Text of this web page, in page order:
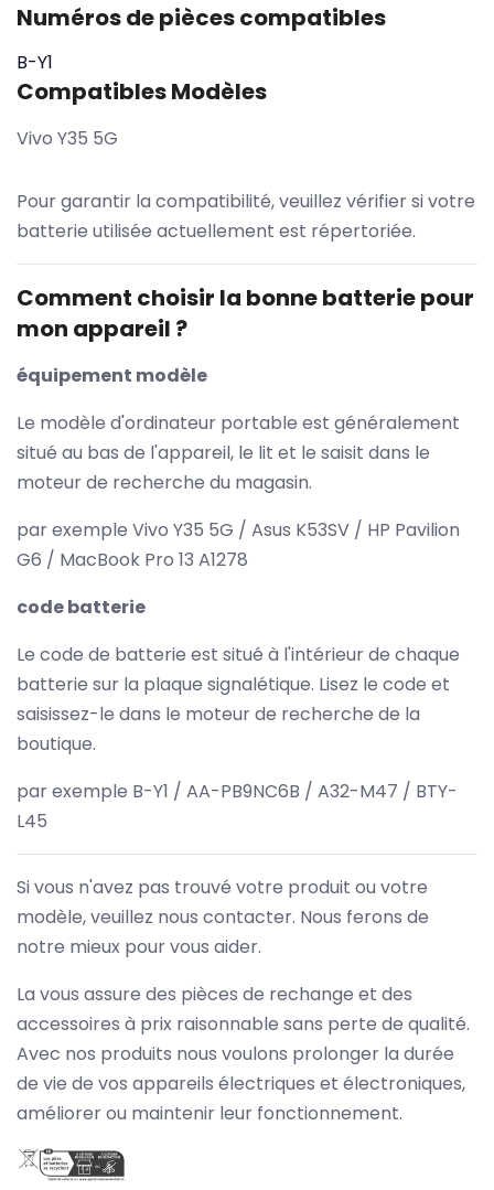
Numéros de pièces compatibles
B-Y1
Compatibles Modèles
Vivo Y35 5G
Pour garantir la compatibilité, veuillez vérifier si votre
batterie utilisée actuellement est répertoriée.
Comment choisir la bonne batterie pour
mon appareil ?
équipement modèle
Le modèle d'ordinateur portable est généralement
situé au bas de l'appareil, le lit et le saisit dans le
moteur de recherche du magasin.
par exemple Vivo Y35 5G / Asus K53SV / HP Pavilion
G6 / MacBook Pro 13 A1278
code batterie
Le code de batterie est situé à l'intérieur de chaque
batterie sur la plaque signalétique. Lisez le code et
saisissez-le dans le moteur de recherche de la
boutique.
par exemple B-Y1 / AA-PB9NC6B / A32-M47 / BTY-
L45
Si vous n'avez pas trouvé votre produit ou votre
modèle, veuillez nous contacter. Nous ferons de
notre mieux pour vous aider.
La vous assure des pièces de rechange et des
accessoires à prix raisonnable sans perte de qualité.
Avec nos produits nous voulons prolonger la durée
de vie de vos appareils électriques et électroniques,
améliorer ou maintenir leur fonctionnement.